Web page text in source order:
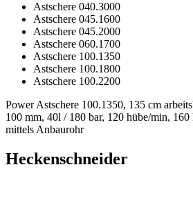
Astschere 040.3000
Astschere 045.1600
Astschere 045.2000
Astschere 060.1700
Astschere 100.1350
Astschere 100.1800
Astschere 100.2200
Power Astschere 100.1350, 135 cm
100 mm, 40l / 180 bar, 120 hübe/min,
mittels Anbaurohr
Heckenschneider